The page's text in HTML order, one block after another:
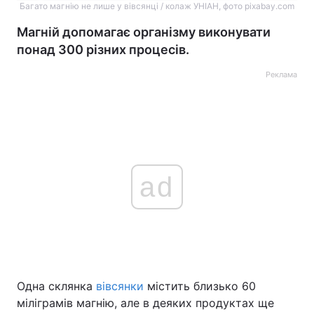
Багато магнію не лише у вівсянці / колаж УНІАН, фото pixabay.com
Магній допомагає організму виконувати
понад 300 різних процесів.
Реклама
ad
Одна склянка вівсянки містить близько 60
міліграмів магнію, але в деяких продуктах ще